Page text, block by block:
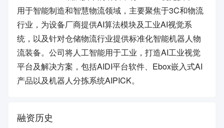
用于智能制造和智慧物流领域，主要聚焦于3C和物流
行业，为设备厂商提供AI算法模块及工业AI视觉系
统，以及针对仓储物流行业提供标准化智能机器人物
流装备。公司将人工智能用于工业，打造AI工业视觉
平台及解决方案，包括AIDI平台软件、Ebox嵌入式AI
产品以及机器人分拣系统AIPICK。
融资历史